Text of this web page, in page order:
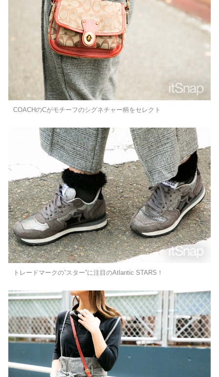
COACHのCがモチーフのシグネチャー柄をセレクト
トレードマークの”スター”に注目のAtlantic STARS！